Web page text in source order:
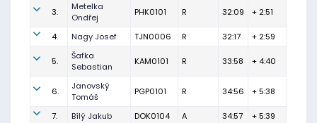
3.
Metelka
Ondřej
PHK0101 R 32:09 + 2:51
4. Nagy Josef TJN0006 R 32:17 + 2:59
5.
Šafka
Sebastian
KAM0101 R 33:58 + 4:40
6.
Janovský
Tomáš
PGP0101 R 34:56 + 5:38
7. Bílý Jakub DOK0104 A 34:57 + 5:39